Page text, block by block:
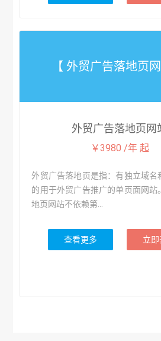
【 外贸广告落地页网
外贸广告落地页网
￥3980 /年 起
外贸广告落地页是指：有独立域名
的用于外贸广告推广的单页面网站
地页网站不依赖第...
查看更多 立即